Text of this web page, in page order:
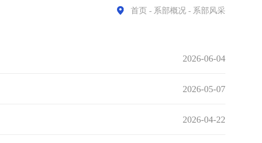
首页 - 系部概况 - 系部风采
2026-06-04
2026-05-07
2026-04-22